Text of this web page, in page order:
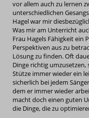
vor allem auch zu lernen
unterschiedlichen
Hagel war mir
Was mir am Unterricht
Frau Hagels Fähigkeit ein
Perspektiven aus zu
Lösung zu finden. Oft
Dinge richtig umzusetzen,
Stütze immer wieder ein
sicherlich bei jedem
dem er immer wieder
macht doch einen guten
die Dinge, die zu